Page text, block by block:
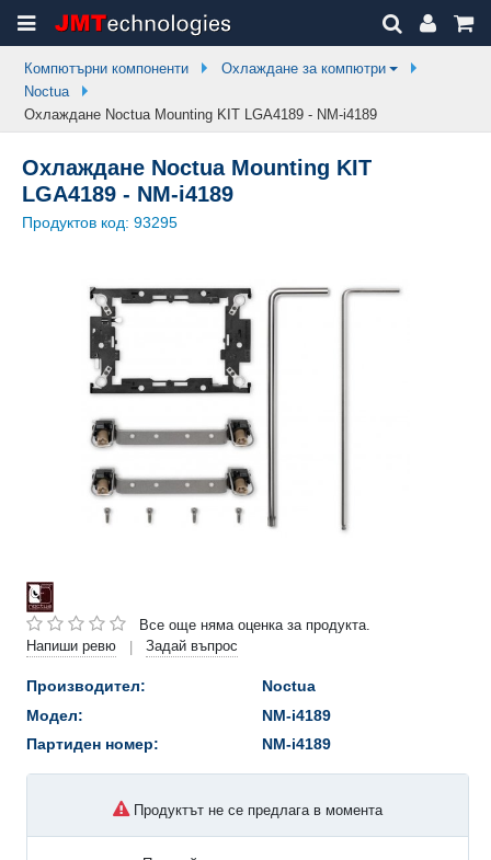
Компютърни компоненти
Охлаждане за компютри
Noctua
Охлаждане Noctua Mounting KIT LGA4189 - NM-i4189
Охлаждане Noctua Mounting KIT
LGA4189 - NM-i4189
Продуктов код: 93295
Все още няма оценка за продукта.
Напиши ревю
| Задай въпрос
Производител:
Noctua
Модел:
NM-i4189
Партиден номер:
NM-i4189
Продуктът не се предлага в момента